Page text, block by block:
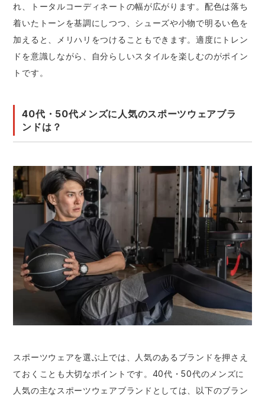
れ、トータルコーディネートの幅が広がります。配色は落ち
着いたトーンを基調にしつつ、シューズや小物で明るい色を
加えると、メリハリをつけることもできます。適度にトレン
ドを意識しながら、自分らしいスタイルを楽しむのがポイン
トです。
40代・50代メンズに人気のスポーツウェアブラ
ンドは？
スポーツウェアを選ぶ上では、人気のあるブランドを押さえ
ておくことも大切なポイントです。40代・50代のメンズに
人気の主なスポーツウェアブランドとしては、以下のブラン